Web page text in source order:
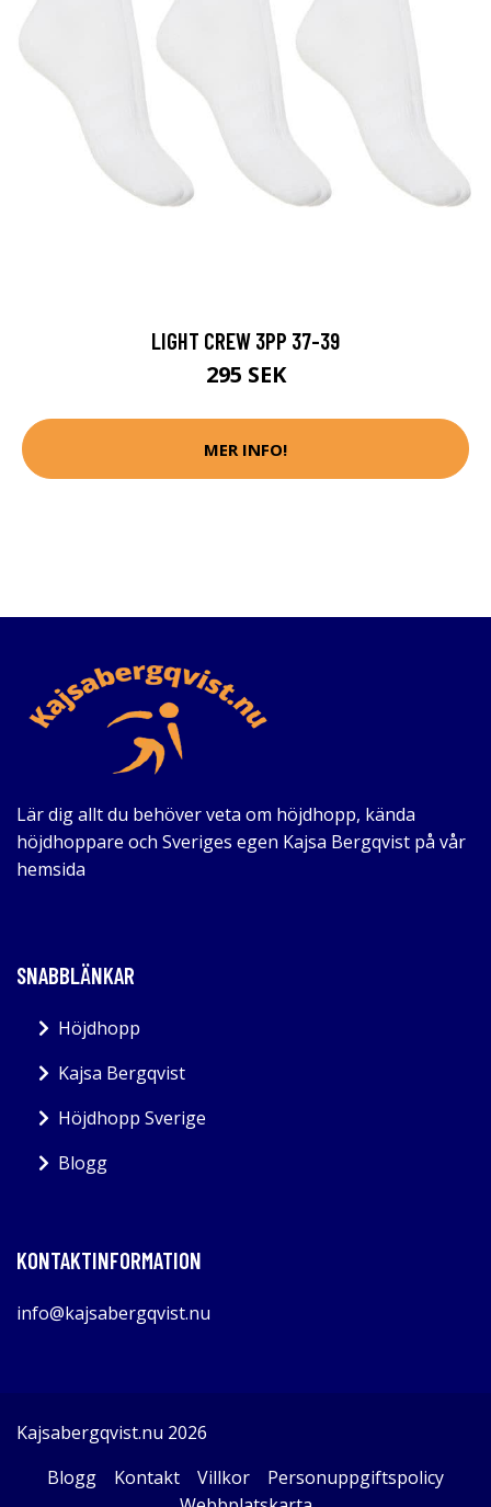
LIGHT CREW 3PP 37-39
295 SEK
MER INFO!
Lär dig allt du behöver veta om höjdhopp, kända
höjdhoppare och Sveriges egen Kajsa Bergqvist på vår
hemsida
SNABBLÄNKAR
Höjdhopp
Kajsa Bergqvist
Höjdhopp Sverige
Blogg
KONTAKTINFORMATION
info@kajsabergqvist.nu
Kajsabergqvist.nu 2026
Blogg
Kontakt Villkor
Personuppgiftspolicy